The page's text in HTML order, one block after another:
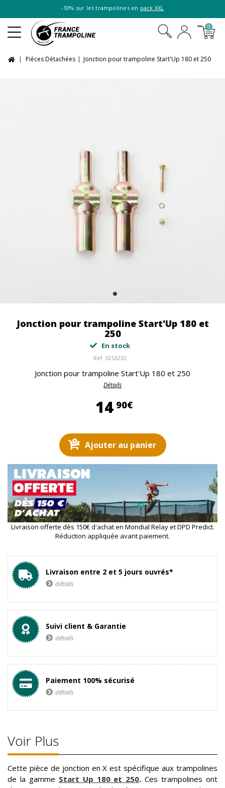
-10% sur les trampolines enpack XXL
0
Pièces Détachées Jonction pour trampoline Start'Up 180 et 250
Jonction pour trampoline Start'Up 180 et
250
En stock
Réf. X253232
Jonction pour trampoline Start'Up 180 et 250
Détails
14 90€14,90 €
Ajouter au panier
Livraison offerte dès 150€ d'achat en Mondial Relay et DPD Predict.
Réduction appliquée avant paiement.
Livraison entre 2 et 5 jours ouvrés*
détails
Suivi client & Garantie
détails
Paiement 100% sécurisé
détails
Voir Plus
Cette pièce de jonction en X est spécifique aux trampolines
de la gamme Start Up 180 et 250.Ces trampolines ont